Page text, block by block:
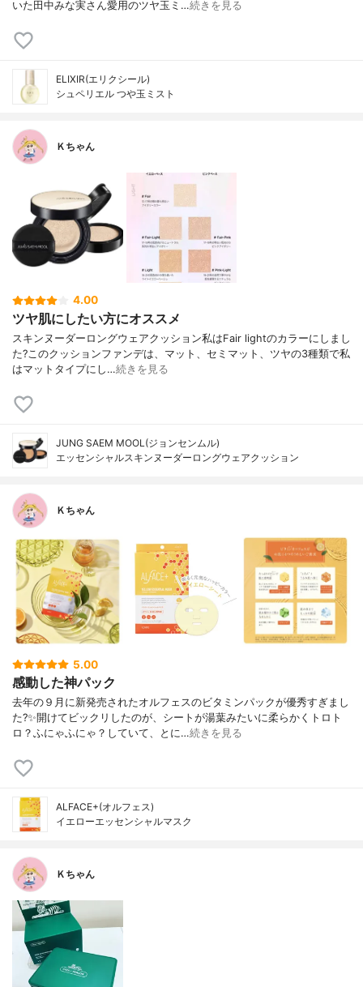
いた田中みな実さん愛用のツヤ玉ミ…続きを見る
ELIXIR(エリクシール)
シュペリエル つや玉ミスト
Ｋちゃん
4.00
ツヤ肌にしたい方にオススメ
スキンヌーダーロングウェアクッション私はFair lightのカラーにしまし
た?このクッションファンデは、マット、セミマット、ツヤの3種類で私
はマットタイプにし…続きを見る
JUNG SAEM MOOL(ジョンセンムル)
エッセンシャルスキンヌーダーロングウェアクッション
Ｋちゃん
5.00
感動した神パック
去年の９月に新発売されたオルフェスのビタミンパックが優秀すぎまし
た?✨開けてビックリしたのが、シートが湯葉みたいに柔らかくトロト
ロ？ふにゃふにゃ？していて、とに…続きを見る
ALFACE+(オルフェス)
イエローエッセンシャルマスク
Ｋちゃん